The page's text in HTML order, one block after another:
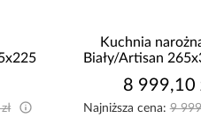
Kuchnia Luxeo
Storm/Beige
3 860,10
Najniższa cena:4